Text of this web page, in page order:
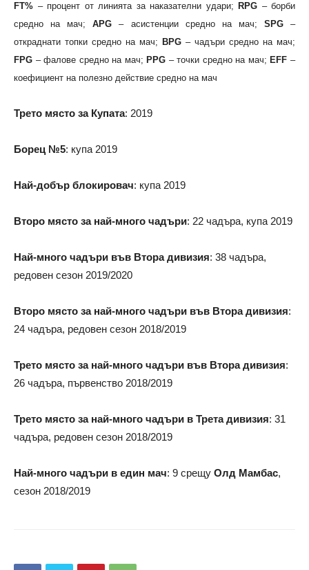
FT% – процент от линията за наказателни удари; RPG – борби
средно на мач;APG – асистенции средно на мач; SPG–
откраднати топки средно на мач; BPG – чадъри средно на мач;
FPG – фалове средно на мач; PPG – точки средно на мач; EFF –
коефициент на полезно действие средно на мач
Трето място за Купата: 2019
Борец №5: купа 2019
Най-добър блокировач: купа 2019
Второ място за най-много чадъри: 22 чадъра, купа 2019
Най-много чадъри във Втора дивизия: 38 чадъра,
редовен сезон 2019/2020
Второ място за най-много чадъри във Втора дивизия:
24 чадъра, редовен сезон 2018/2019
Трето място за най-много чадъри във Втора дивизия:
26 чадъра, първенство 2018/2019
Трето място за най-много чадъри в Трета дивизия: 31
чадъра, редовен сезон 2018/2019
Най-много чадъри в един мач: 9 срещу Олд Мамбас,
сезон 2018/2019